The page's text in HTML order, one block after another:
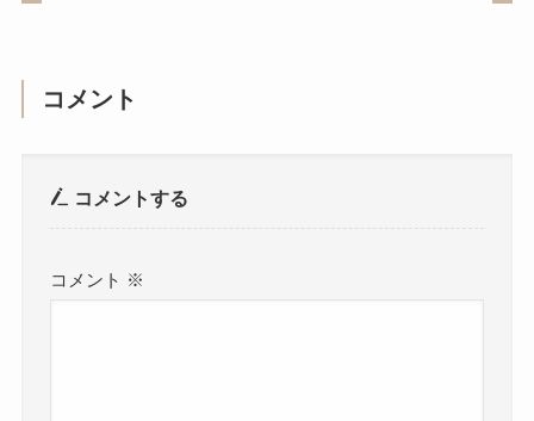
コメント
コメントする
コメント ※